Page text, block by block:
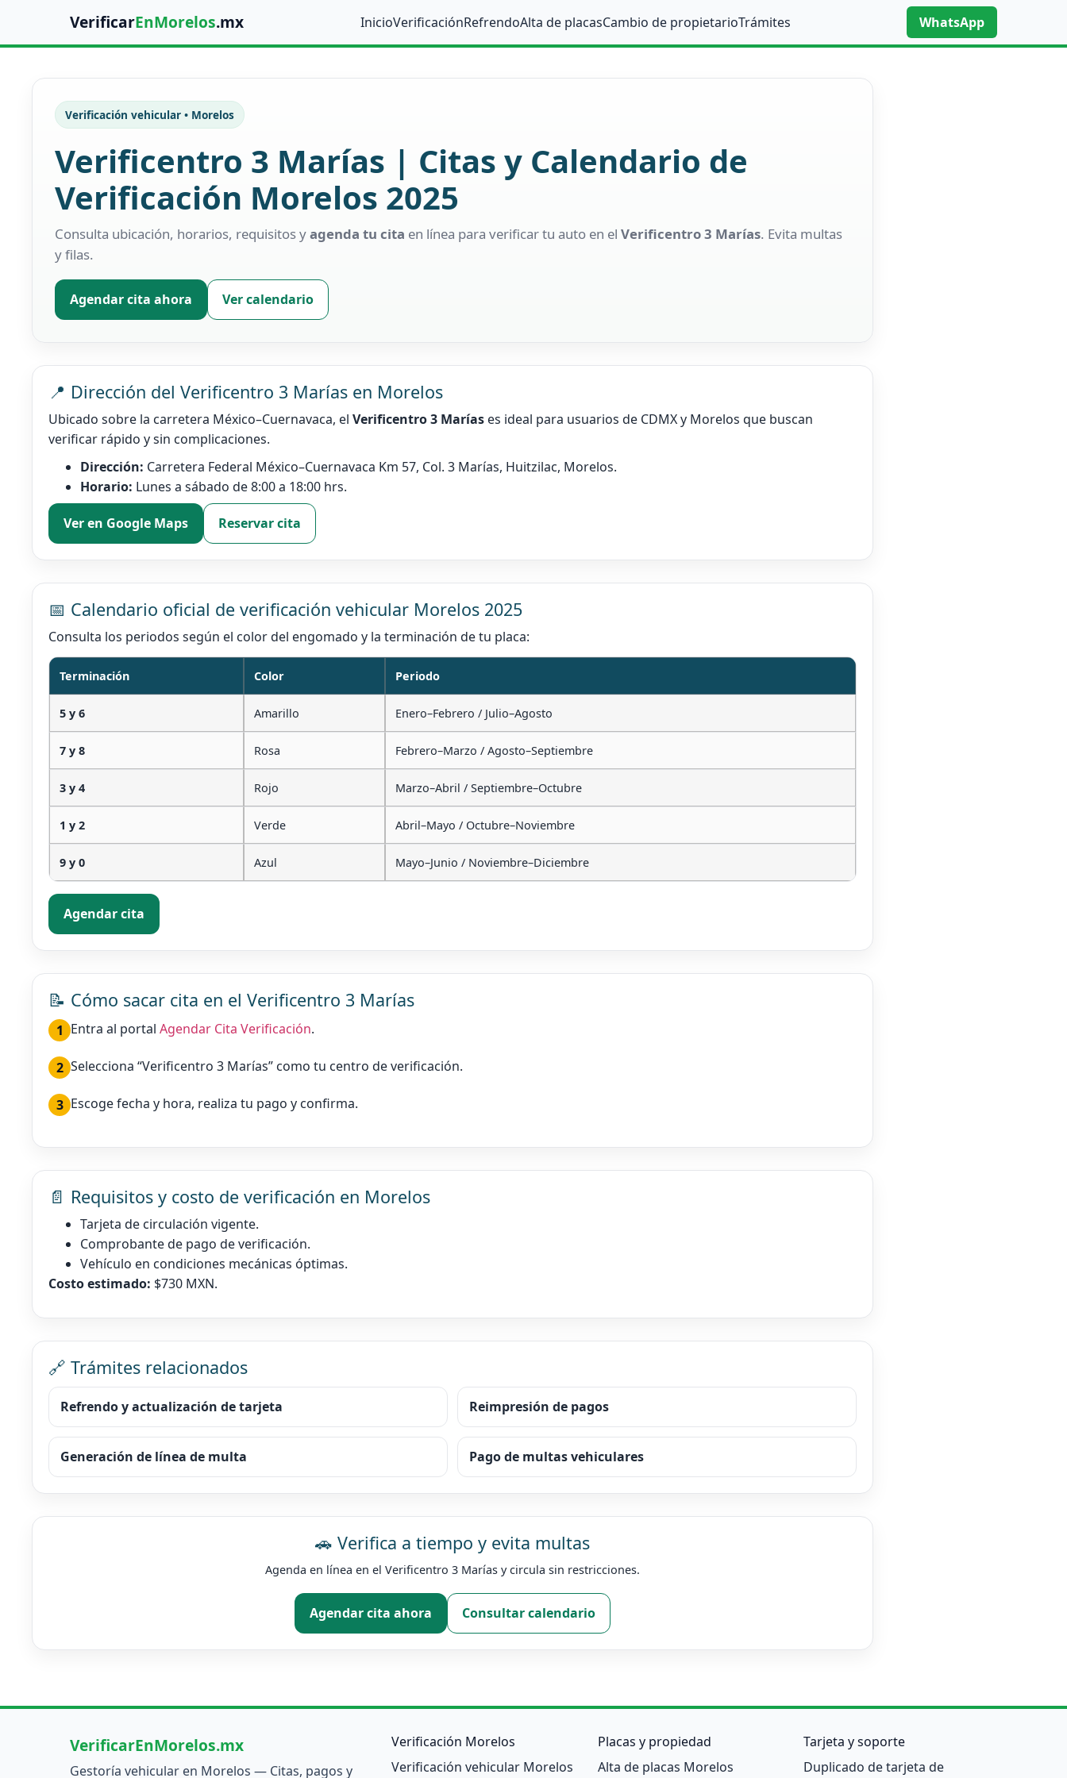
VerificarEnMorelos.mx InicioVerificaciónRefrendoAlta de placasCambio de propietarioTrámites WhatsApp
Verificación vehicular • Morelos
Verificentro 3 Marías | Citas y Calendario de
Verificación Morelos 2025
Consulta ubicación, horarios, requisitos yagenda tu cita en línea para verificar tu auto en el Verificentro 3 Marías. Evita multas
y filas.
Agendar cita ahora Ver calendario
📍 Dirección del Verificentro 3 Marías en Morelos
Ubicado sobre la carretera México–Cuernavaca, el Verificentro 3 Marías es ideal para usuarios de CDMX y Morelos que buscan
verificar rápido y sin complicaciones.
Dirección: Carretera Federal México–Cuernavaca Km 57, Col. 3 Marías, Huitzilac, Morelos.
Horario: Lunes a sábado de 8:00 a 18:00 hrs.
Ver en Google Maps Reservar cita
📅 Calendario oficial de verificación vehicular Morelos 2025
Consulta los periodos según el color del engomado y la terminación de tu placa:
Terminación Color Periodo
5 y 6 Amarillo Enero–Febrero / Julio–Agosto
7 y 8 Rosa Febrero–Marzo / Agosto–Septiembre
3 y 4 Rojo Marzo–Abril / Septiembre–Octubre
1 y 2 Verde Abril–Mayo / Octubre–Noviembre
9 y 0 Azul Mayo–Junio / Noviembre–Diciembre
Agendar cita
📝 Cómo sacar cita en el Verificentro 3 Marías
Entra al portal Agendar Cita Verificación.
Selecciona “Verificentro 3 Marías” como tu centro de verificación.
Escoge fecha y hora, realiza tu pago y confirma.
📄 Requisitos y costo de verificación en Morelos
Tarjeta de circulación vigente.
Comprobante de pago de verificación.
Vehículo en condiciones mecánicas óptimas.
Costo estimado: $730 MXN.
🔗 Trámites relacionados
Refrendo y actualización de tarjeta Reimpresión de pagos
Generación de línea de multa Pago de multas vehiculares
🚗 Verifica a tiempo y evita multas
Agenda en línea en el Verificentro 3 Marías y circula sin restricciones.
Agendar cita ahora Consultar calendario
VerificarEnMorelos.mx
Gestoría vehicular en Morelos — Citas, pagos y
Verificación Morelos
Verificación vehicular Morelos
Placas y propiedad
Alta de placas Morelos
Tarjeta y soporte
Duplicado de tarjeta de